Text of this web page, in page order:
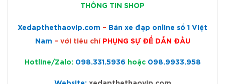
THÔNG T IN SHOP
Xedapthethaovip.com – Bán xe đạp online số 1 Việt
Nam – với tiêu chí PHỤNG SỰ ĐỂ DẪN ĐẦU
Hotline/Zalo: 098.331.5936 hoặc 098.9933.958